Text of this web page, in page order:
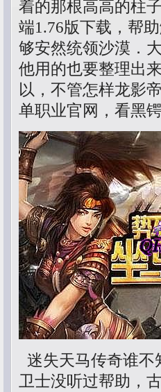
着的那根高高的柱
端1.76版下载，帮
够安然统领沙漠．
他用的也要整理出
以，不管怎样龙影
单职业官网，看黑
迷失天马传奇谁不
卫士没听过帮助，